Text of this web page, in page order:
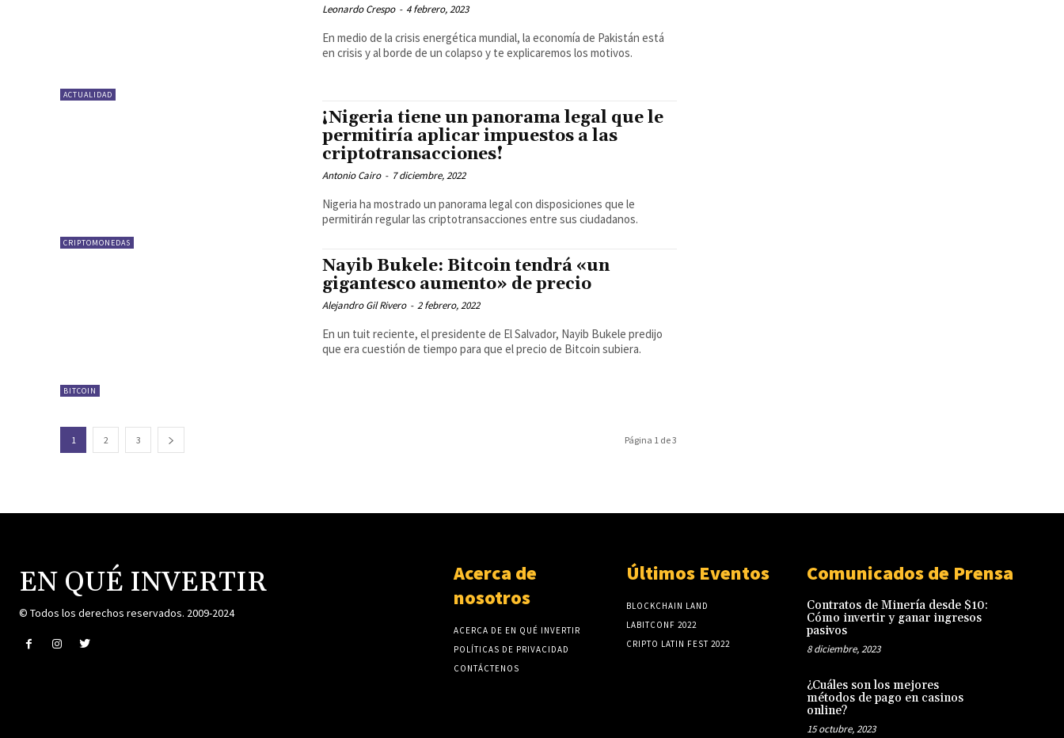
ACTUALIDAD
Leonardo Crespo - 4 febrero, 2023
En medio de la crisis energética mundial, la economía de Pakistán está
en crisis y al borde de un colapso y te explicaremos los motivos.
CRIPTOMONEDAS
¡Nigeria tiene un panorama legal que le
permitiría aplicar impuestos a las
criptotransacciones!
Antonio Cairo - 7 diciembre, 2022
Nigeria ha mostrado un panorama legal con disposiciones que le
permitirán regular las criptotransacciones entre sus ciudadanos.
BITCOIN
Nayib Bukele: Bitcoin tendrá «un
gigantesco aumento» de precio
Alejandro Gil Rivero - 2 febrero, 2022
En un tuit reciente, el presidente de El Salvador, Nayib Bukele predijo
que era cuestión de tiempo para que el precio de Bitcoin subiera.
1 2 3 Página 1 de 3
EN QUÉ INVERTIR
© Todos los derechos reservados. 2009-2024
Acerca de
nosotros
ACERCA DE EN QUÉ INVERTIR
POLÍTICAS DE PRIVACIDAD
CONTÁCTENOS
Últimos Eventos
BLOCKCHAIN LAND
LABITCONF 2022
CRIPTO LATIN FEST 2022
Comunicados de Prensa
Contratos de Minería desde $10:
Cómo invertir y ganar ingresos
pasivos
8 diciembre, 2023
¿Cuáles son los mejores
métodos de pago en casinos
online?
15 octubre, 2023